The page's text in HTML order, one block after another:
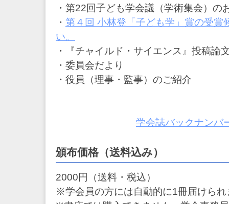
・第22回子ども学会議（学術集会）の
・ 第４回 小林登「子ども学」賞の受賞
い。
・『チャイルド・サイエンス』投稿論
・委員会だより
・役員（理事・監事）のご紹介
学会誌バックナンバ
頒布価格（送料込み）
2000円（送料・税込）
※学会員の方には自動的に1冊届けられ